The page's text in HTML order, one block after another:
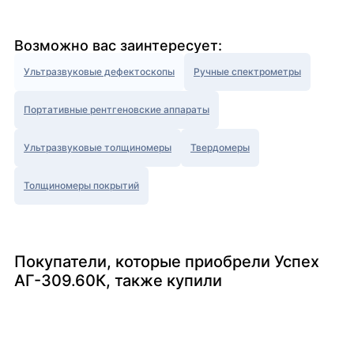
Возможно вас заинтересует:
Ультразвуковые дефектоскопы Ручные спектрометры
Портативные рентгеновские аппараты
Ультразвуковые толщиномеры Твердомеры
Толщиномеры покрытий
Покупатели, которые приобрели Успех
АГ-309.60К, также купили